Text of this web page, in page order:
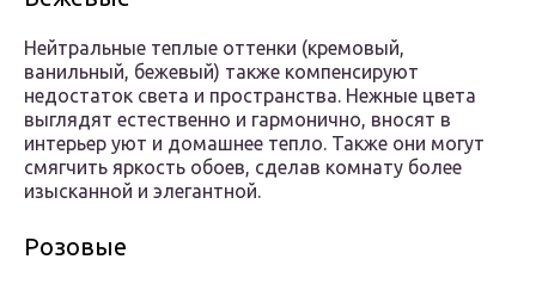
Нейтральные теплые оттенки (кремовый,
ванильный, бежевый) также компенсируют
недостаток света и пространства. Нежные цвета
выглядят естественно и гармонично, вносят в
интерьер уют и домашнее тепло. Также они могут
смягчить яркость обоев, сделав комнату более
изысканной и элегантной.
Розовые